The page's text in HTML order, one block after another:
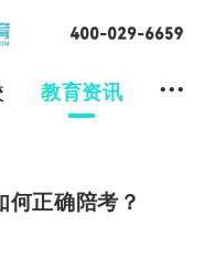
教育资讯 ...
何正确陪考？